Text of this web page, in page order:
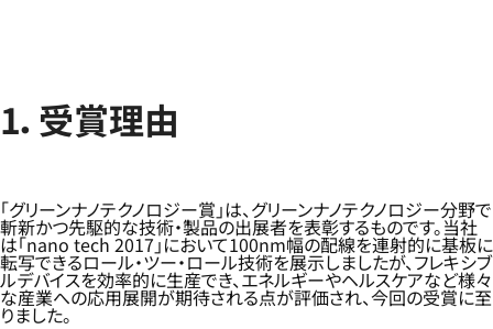
1．受賞理由
「グリーンナノテクノロジー賞」は、グリーンナノテクノロジー分野で
斬新かつ先駆的な技術・製品の出展者を表彰するものです。当社
は「nano tech 2017」において100nm幅の配線を連射的に基板に
転写できるロール・ツー・ロール技術を展示しましたが、フレキシブ
ルデバイスを効率的に生産でき、エネルギーやヘルスケアなど様々
な産業への応用展開が期待される点が評価され、今回の受賞に至
りました。